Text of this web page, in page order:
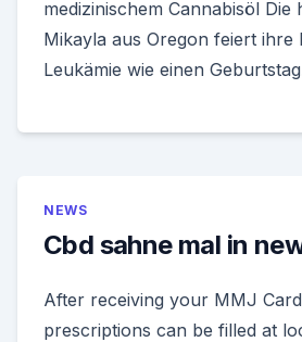
medizinischem Cannabisöl Die
Mikayla aus Oregon feiert ihre
Leukämie wie einen
NEWS
Cbd sahne mal in
After receiving your MMJ
prescriptions can be filled at